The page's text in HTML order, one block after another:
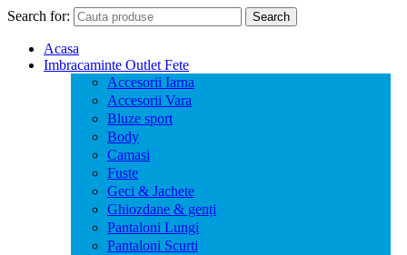
Search for: Search
Acasa
Imbracaminte Outlet Fete
Accesorii Iarna
Accesorii Vara
Bluze sport
Body
Camasi
Fuste
Geci & Jachete
Ghiozdane & genți
Pantaloni Lungi
Pantaloni Scurti